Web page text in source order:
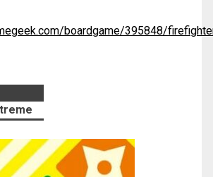
boardgame/395848/